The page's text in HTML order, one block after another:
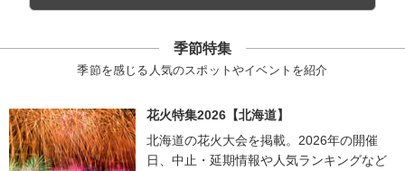
季節特集
季節を感じる人気のスポットやイベントを紹介
花火特集2026【北海道】
北海道の花火大会を掲載。2026年の開催
日、中止・延期情報や人気ランキングなど